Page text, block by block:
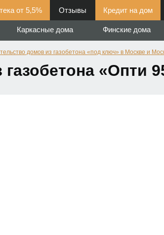
от 5,5% Отзывы Кредит на дом
Каркасные дома Финские дома
домов из газобетона «под ключ» в Москве и
«Опти